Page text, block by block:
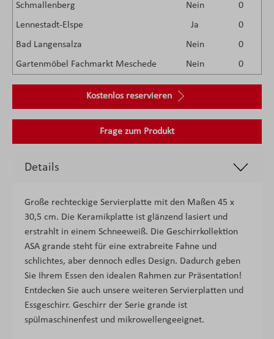
Schmallenberg
Nein
0
Lennestadt-Elspe
Ja
0
Bad Langensalza
Nein
0
Gartenmöbel Fachmarkt Meschede
Nein 0
Kostenlos reservieren
Frage zum Produkt
Details
Große rechteckige Servierplatte mit den Maßen 45 x
30,5 cm. Die Keramikplatte ist glänzend lasiert und
erstrahlt in einem Schneeweiß. Die Geschirrkollektion
ASA grande steht für eine extrabreite Fahne und
schlichtes, aber dennoch edles Design. Dadurch geben
Sie Ihrem Essen den idealen Rahmen zur Präsentation!
Entdecken Sie auch unsere weiteren Servierplatten und
Essgeschirr. Geschirr der Serie grande ist
spülmaschinenfest und mikrowellengeeignet.